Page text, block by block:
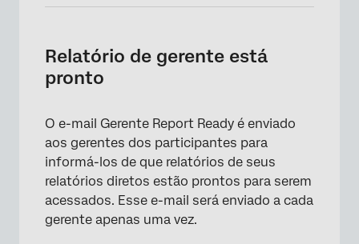
Relatório de gerente está
pronto
O e-mail Gerente Report Ready é enviado
aos gerentes dos participantes para
informá-los de que relatórios de seus
relatórios diretos estão prontos para serem
acessados. Esse e-mail será enviado a cada
gerente apenas uma vez.